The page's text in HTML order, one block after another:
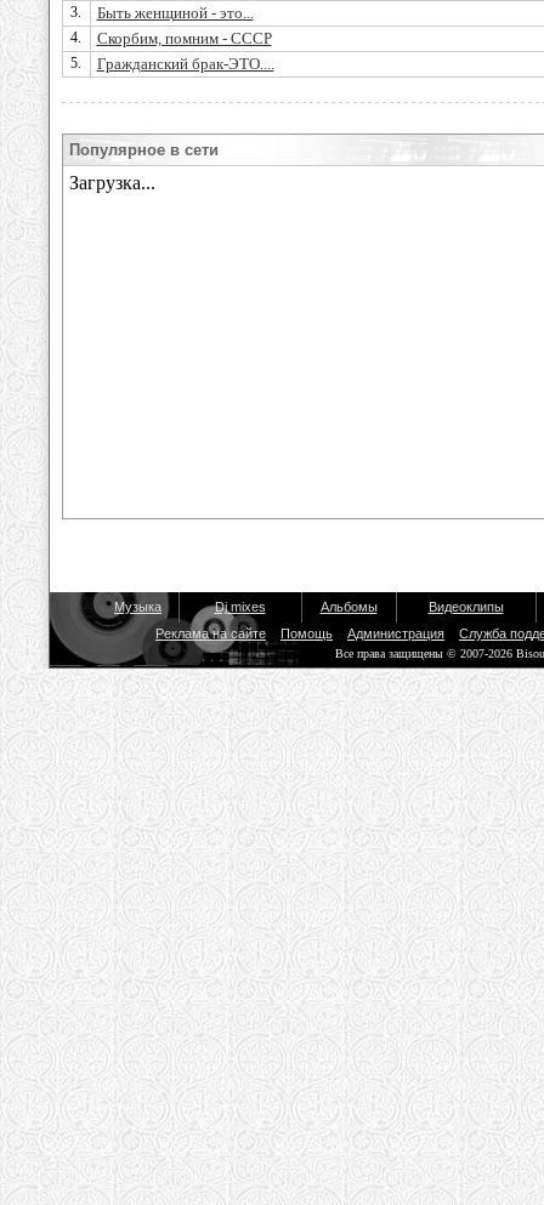
3. Быть женщиной - это...
4. Скорбим, помним - СССР
5. Гражданский брак-ЭТО....
Популярное в сети
Музыка Dj mixes Альбомы
Видеоклипы
Реклама на сайте
Помощь Администрация Служба
Все права защищены © 2007-2026